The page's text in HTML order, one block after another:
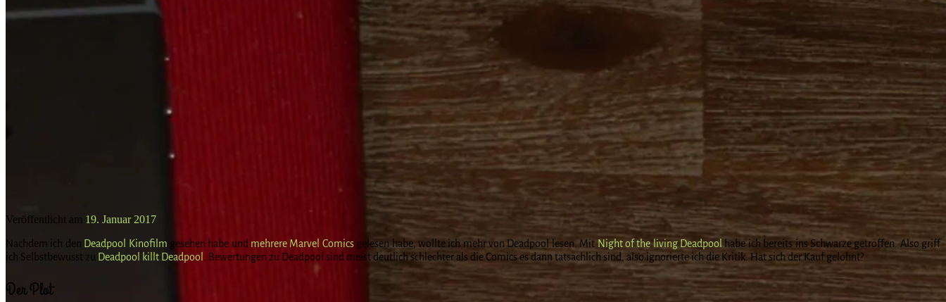
Veröffentlicht am 19. Januar 2017
Nachdem ich den Deadpool Kinofilm gesehen habe und mehrere Marvel Comicsgelesen habe, wollte ich mehr von Deadpool lesen. Mit Night of the living Deadpoolhabe ich bereits ins Schwarze getroffen. Also griff
ich Selbstbewusst zu Deadpool killt Deadpool . Bewertungen zu Deadpool sind meist deutlich schlechter als die Comics es dann tatsächlich sind, also ignorierte ich die Kritik. Hat sich der Kauf gelohnt?
Der Plot